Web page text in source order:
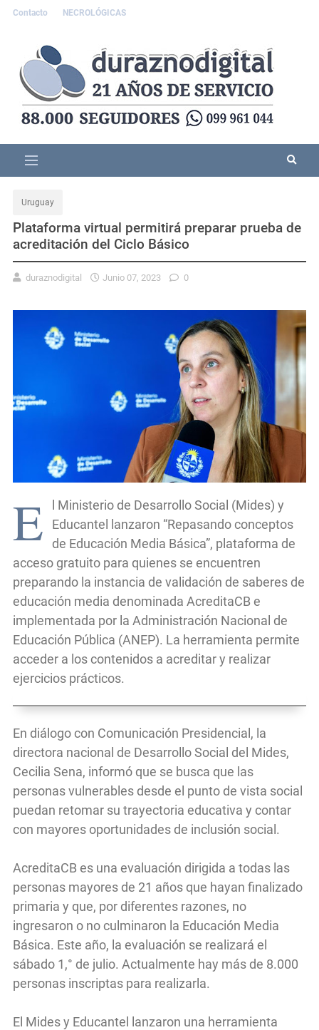
Contacto NECROLÓGICAS
Uruguay
Plataforma virtual permitirá preparar prueba de
acreditación del Ciclo Básico
duraznodigital Junio 07, 2023 0
E
l Ministerio de Desarrollo Social (Mides) y
Educantel lanzaron “Repasando conceptos
de Educación Media Básica”, plataforma de
acceso gratuito para quienes se encuentren
preparando la instancia de validación de saberes de
educación media denominada AcreditaCB e
implementada por la Administración Nacional de
Educación Pública (ANEP). La herramienta permite
acceder a los contenidos a acreditar y realizar
ejercicios prácticos.
En diálogo con Comunicación Presidencial, la
directora nacional de Desarrollo Social del Mides,
Cecilia Sena, informó que se busca que las
personas vulnerables desde el punto de vista social
puedan retomar su trayectoria educativa y contar
con mayores oportunidades de inclusión social.
AcreditaCB es una evaluación dirigida a todas las
personas mayores de 21 años que hayan finalizado
primaria y que, por diferentes razones, no
ingresaron o no culminaron la Educación Media
Básica. Este año, la evaluación se realizará el
sábado 1,° de julio. Actualmente hay más de 8.000
personas inscriptas para realizarla.
El Mides y Educantel lanzaron una herramienta